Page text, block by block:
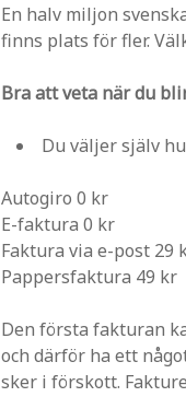
En halv miljon
finns plats för fler.
Bra att veta när du
Du väljer själv
Autogiro 0 kr
E-faktura 0 kr
Faktura via e-post 29
Pappersfaktura 49 kr
Den första fakturan
och därför ha ett
sker i förskott.